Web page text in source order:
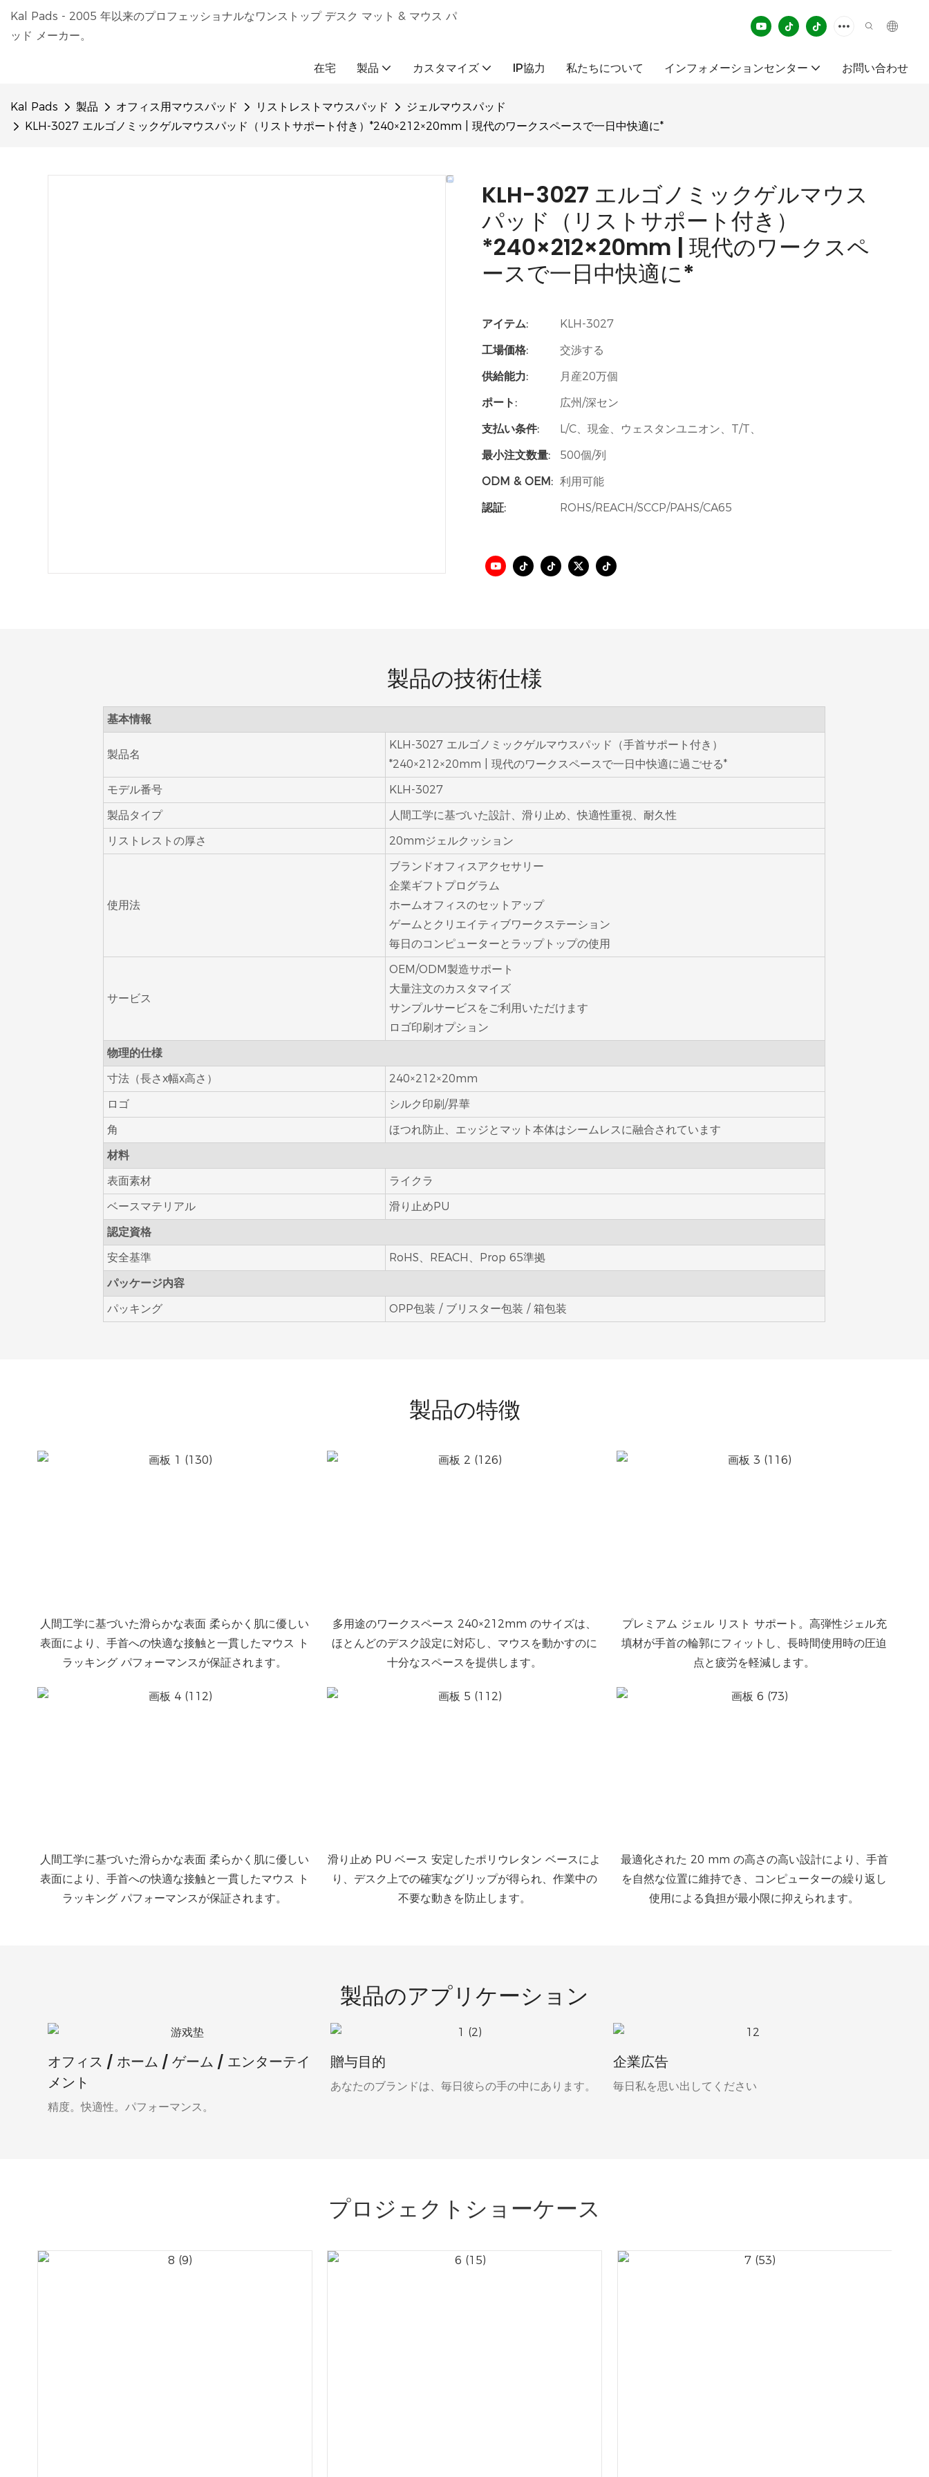
Kal Pads - 2005 年以来のプロフェッショナルなワンストップ デスク マット & マウス パ
ッド メーカー。
在宅 製品 カスタマイズ IP協力 私たちについて インフォメーションセンター お問い合わせ
Kal Pads 製品 オフィス用マウスパッド リストレストマウスパッド
ジェルマウスパッド
KLH-3027 エルゴノミックゲルマウスパッド（リストサポート付き）*240×212×20mm | 現代のワークスペースで一日中快適に*
KLH-3027 エルゴノミックゲルマウス
パッド（リストサポート付き）
*240×212×20mm | 現代のワークスペ
ースで一日中快適に*
アイテム:
KLH-3027
工場価格:
交渉する
供給能力:
月産20万個
ポート:
広州/深セン
支払い条件:
L/C、現金、ウェスタンユニオン、T/T、
最小注文数量:
500個/列
ODM & OEM: 利用可能
認証:
ROHS/REACH/SCCP/PAHS/CA65
製品の技術仕様
基本情報
製品名
KLH-3027 エルゴノミックゲルマウスパッド（手首サポート付き）
*240×212×20mm | 現代のワークスペースで一日中快適に過ごせる*
モデル番号
KLH-3027
製品タイプ
人間工学に基づいた設計、滑り止め、快適性重視、耐久性
リストレストの厚さ
20mmジェルクッション
使用法
ブランドオフィスアクセサリー
企業ギフトプログラム
ホームオフィスのセットアップ
ゲームとクリエイティブワークステーション
毎日のコンピューターとラップトップの使用
サービス
OEM/ODM製造サポート
大量注文のカスタマイズ
サンプルサービスをご利用いただけます
ロゴ印刷オプション
物理的仕様
寸法（長さx幅x高さ）
240×212×20mm
ロゴ
シルク印刷/昇華
角
ほつれ防止、エッジとマット本体はシームレスに融合されています
材料
表面素材
ライクラ
ベースマテリアル
滑り止めPU
認定資格
安全基準
RoHS、REACH、Prop 65準拠
パッケージ内容
パッキング
OPP包装 / ブリスター包装 / 箱包装
製品の特徴
人間工学に基づいた滑らかな表面 柔らかく肌に優しい
表面により、手首への快適な接触と一貫したマウス ト
ラッキング パフォーマンスが保証されます。
多用途のワークスペース 240×212mm のサイズは、
ほとんどのデスク設定に対応し、マウスを動かすのに
十分なスペースを提供します。
プレミアム ジェル リスト サポート。高弾性ジェル充
填材が手首の輪郭にフィットし、長時間使用時の圧迫
点と疲労を軽減します。
人間工学に基づいた滑らかな表面 柔らかく肌に優しい
表面により、手首への快適な接触と一貫したマウス ト
ラッキング パフォーマンスが保証されます。
滑り止め PU ベース 安定したポリウレタン ベースによ
り、デスク上での確実なグリップが得られ、作業中の
不要な動きを防止します。
最適化された 20 mm の高さの高い設計により、手首
を自然な位置に維持でき、コンピューターの繰り返し
使用による負担が最小限に抑えられます。
製品のアプリケーション
オフィス / ホーム / ゲーム / エンターテイ
メント
精度。快適性。パフォーマンス。
贈与目的
あなたのブランドは、毎日彼らの手の中にあります。
企業広告
毎日私を思い出してください
プロジェクトショーケース